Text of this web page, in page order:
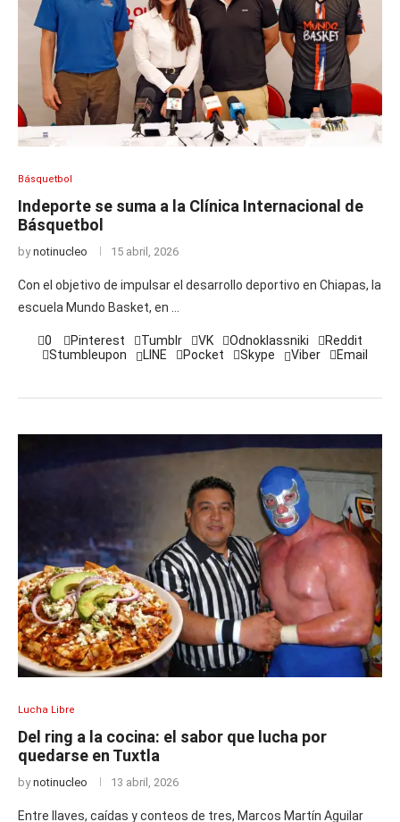
Básquetbol
Indeporte se suma a la Clínica Internacional de
Básquetbol
bynotinucleo 15 abril, 2026
Con el objetivo de impulsar el desarrollo deportivo en Chiapas, la
escuela Mundo Basket, en …
0 Pinterest Tumblr VK Odnoklassniki
Reddit
Stumbleupon
LINE Pocket Skype Viber Email
Lucha Libre
Del ring a la cocina: el sabor que lucha por
quedarse en Tuxtla
bynotinucleo 13 abril, 2026
Entre llaves, caídas y conteos de tres, Marcos Martín Aguilar